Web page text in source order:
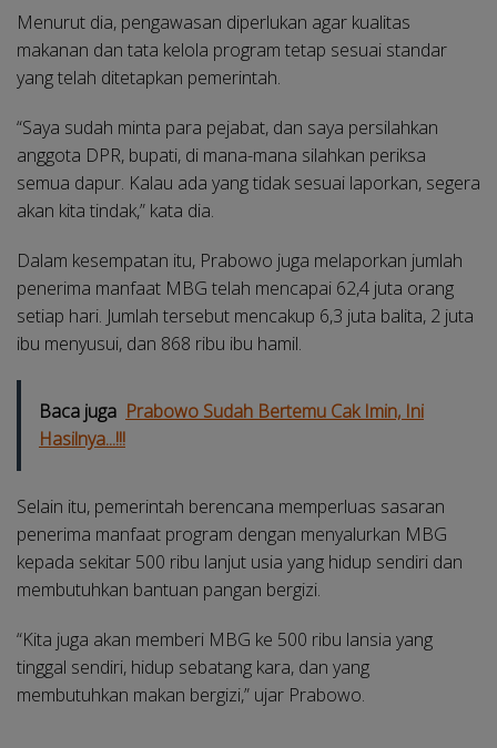
Menurut dia, pengawasan diperlukan agar kualitas
makanan dan tata kelola program tetap sesuai standar
yang telah ditetapkan pemerintah.
“Saya sudah minta para pejabat, dan saya persilahkan
anggota DPR, bupati, di mana-mana silahkan periksa
semua dapur. Kalau ada yang tidak sesuai laporkan, segera
akan kita tindak,” kata dia.
Dalam kesempatan itu, Prabowo juga melaporkan jumlah
penerima manfaat MBG telah mencapai 62,4 juta orang
setiap hari. Jumlah tersebut mencakup 6,3 juta balita, 2 juta
ibu menyusui, dan 868 ribu ibu hamil.
Baca juga Prabowo Sudah Bertemu Cak Imin, Ini
Hasilnya...!!!
Selain itu, pemerintah berencana memperluas sasaran
penerima manfaat program dengan menyalurkan MBG
kepada sekitar 500 ribu lanjut usia yang hidup sendiri dan
membutuhkan bantuan pangan bergizi.
“Kita juga akan memberi MBG ke 500 ribu lansia yang
tinggal sendiri, hidup sebatang kara, dan yang
membutuhkan makan bergizi,” ujar Prabowo.